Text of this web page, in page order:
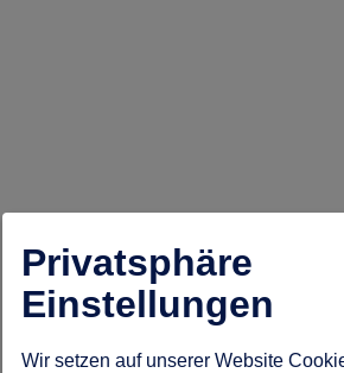
Privatsphäre
Einstellungen
Wir setzen auf unserer Website